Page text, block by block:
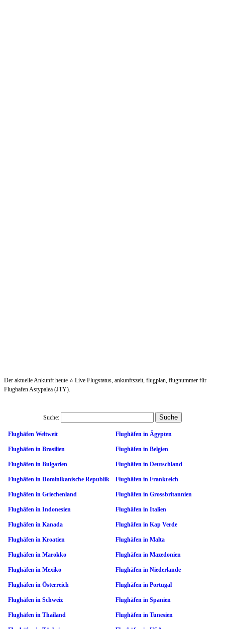
Der aktuelle Ankunft heute ⭐ Live Flugstatus, ankunftszeit, flugplan, flugnummer für
Flughafen Astypalea (JTY).
Suche:
Flughäfen Weltweit Flughäfen in Ägypten
Flughäfen in Brasilien Flughäfen in Belgien
Flughäfen in Bulgarien Flughäfen in Deutschland
Flughäfen in Dominikanische Republik Flughäfen in Frankreich
Flughäfen in Griechenland Flughäfen in Grossbritannien
Flughäfen in Indonesien Flughäfen in Italien
Flughäfen in Kanada Flughäfen in Kap Verde
Flughäfen in Kroatien Flughäfen in Malta
Flughäfen in Marokko Flughäfen in Mazedonien
Flughäfen in Mexiko Flughäfen in Niederlande
Flughäfen in Österreich Flughäfen in Portugal
Flughäfen in Schweiz Flughäfen in Spanien
Flughäfen in Thailand Flughäfen in Tunesien